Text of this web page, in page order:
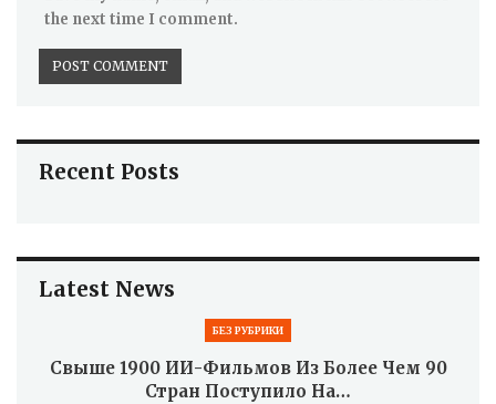
the next time I comment.
Recent Posts
Latest News
БЕЗ РУБРИКИ
Свыше 1900 ИИ-Фильмов Из Более Чем 90
Стран Поступило На…